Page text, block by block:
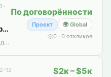
Интегрированное приложение YoLink: лайт-версия под вашим брендом
Лайт-приложение YoLink для iOS/Android: мониторинг датчиков, уровень батареи, управление клапаном и оповещения, интеграция с IFTTT.
По договорённости
Проект
🌍 Global
0 · 0 откликов
12 $2к – $5к